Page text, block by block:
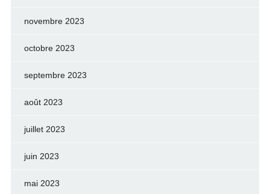
novembre 2023
octobre 2023
septembre 2023
août 2023
juillet 2023
juin 2023
mai 2023